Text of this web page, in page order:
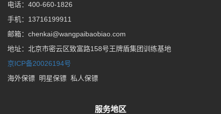
电话：400-660-1826
手机：13716199911
邮箱：chenkai@wangpaibaobiao.com
地址：北京市密云区致富路158号王牌盾集团训练基地
京ICP备20026194号
海外保镖
明星保镖 私人保镖
服务地区